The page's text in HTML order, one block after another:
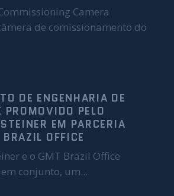
Camera
de comissionamento do
DE ENGENHARIA DE
PELO
EM PARCERIA
OFFICE
e o GMT Brazil Office
conjunto, um...